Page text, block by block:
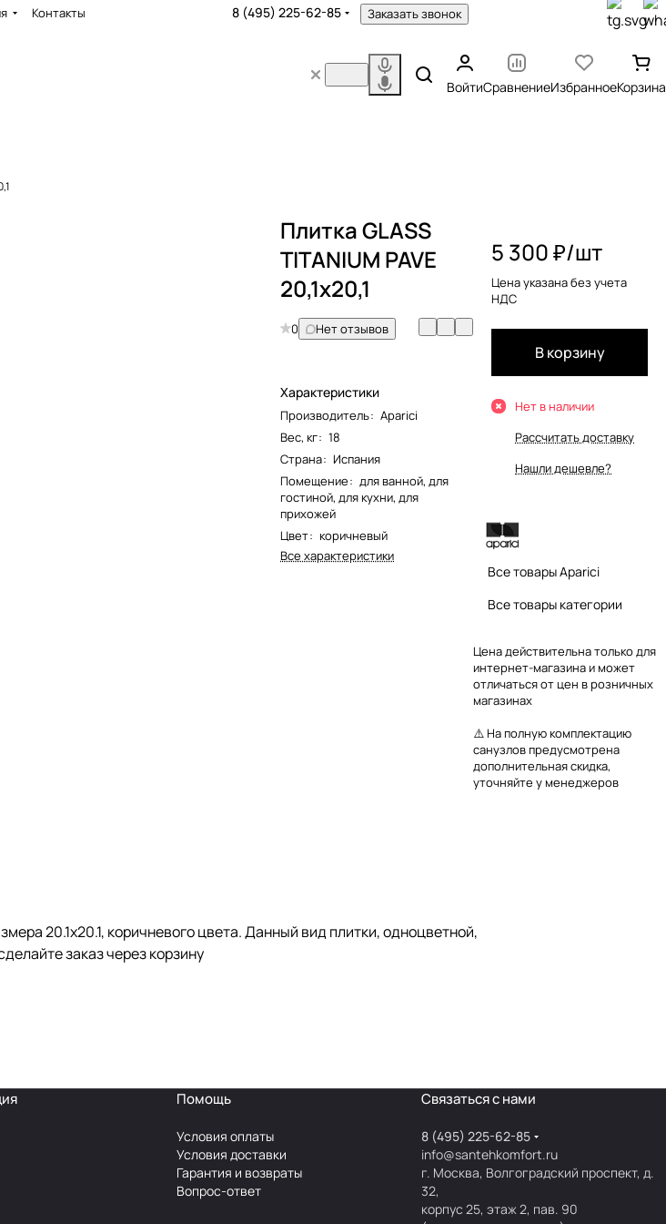
Контакты 8 (495) 225-62-85 Заказать звонок
ВойтиСравнениеИзбранноеКорзина
Плитка GLASS
TITANIUM PAVE
20,1x20,1
0 Нет отзывов
Характеристики
Производитель: Aparici
Вес, кг: 18
Страна: Испания
Помещение: для ванной, для
гостиной, для кухни, для
прихожей
Цвет: коричневый
Все характеристики
5 300 ₽/шт
Цена указана без учета
НДС
В корзину
Нет в наличии
Рассчитать доставку
Нашли дешевле?
Все товары Aparici
Все товары категории
Цена действительна только для
интернет-магазина и может
отличаться от цен в розничных
магазинах
⚠️ На полную комплектацию
санузлов предусмотрена
дополнительная скидка,
уточняйте у менеджеров
20.1x20.1, коричневого цвета. Данный вид плитки, одноцветной,
заказ через корзину
Помощь
Условия оплаты
Условия доставки
Гарантия и возвраты
Вопрос-ответ
Связаться с нами
8 (495) 225-62-85
info@santehkomfort.ru
г. Москва, Волгоградский проспект, д.
32,
корпус 25, этаж 2, пав. 90